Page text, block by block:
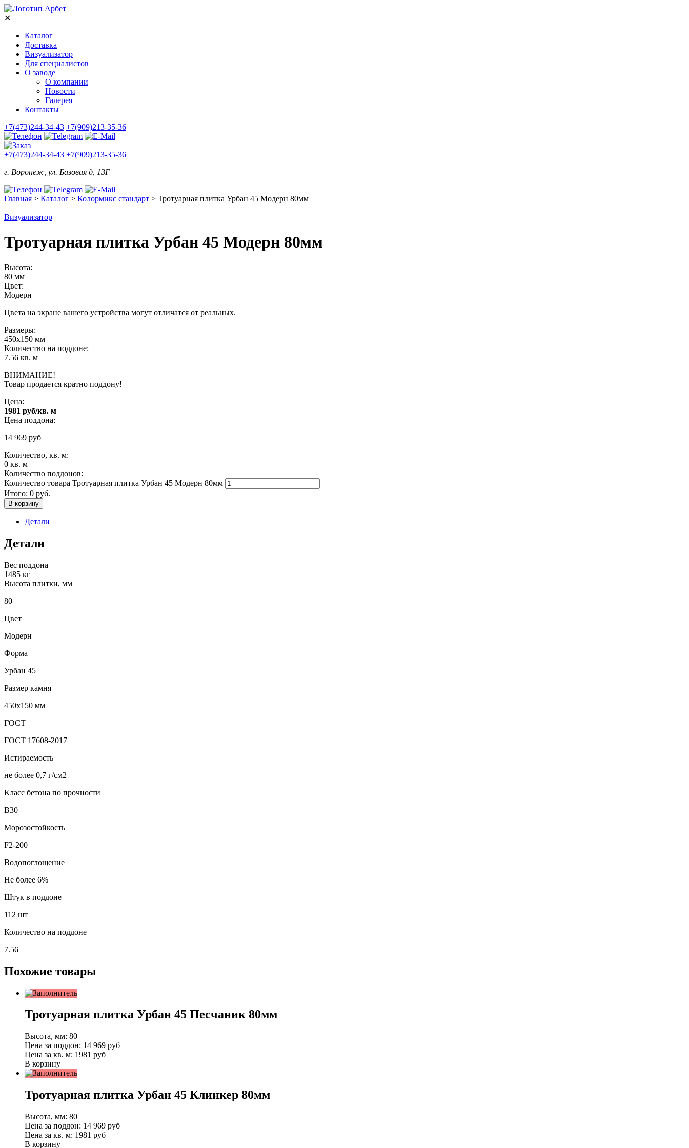
✕
Каталог
Доставка
Визуализатор
Для специалистов
О заводе
О компании
Новости
Галерея
Контакты
+7(473)244-34-43 +7(909)213-35-36
+7(473)244-34-43 +7(909)213-35-36
г. Воронеж, ул. Базовая д, 13Г
Главная > Каталог > Колормикс стандарт > Тротуарная плитка Урбан 45 Модерн 80мм
Визуализатор
Тротуарная плитка Урбан 45 Модерн 80мм
Высота:
80 мм
Цвет:
Модерн
Цвета на экране вашего устройства могут отличатся от реальных.
Размеры:
450х150 мм
Количество на поддоне:
7.56 кв. м
ВНИМАНИЕ!
Товар продается кратно поддону!
Цена:
1981 руб/кв. м
Цена поддона:
14 969 руб
Количество, кв. м:
0 кв. м
Количество поддонов:
Количество товара Тротуарная плитка Урбан 45 Модерн 80мм
Итого: 0 руб.
В корзину
Детали
Детали
Вес поддона
1485 кг
Высота плитки, мм
80
Цвет
Модерн
Форма
Урбан 45
Размер камня
450х150 мм
ГОСТ
ГОСТ 17608-2017
Истираемость
не более 0,7 г/см2
Класс бетона по прочности
В30
Морозостойкость
F2-200
Водопоглощение
Не более 6%
Штук в поддоне
112 шт
Количество на поддоне
7.56
Похожие товары
Тротуарная плитка Урбан 45 Песчаник 80мм
Высота, мм: 80
Цена за поддон: 14 969 руб
Цена за кв. м: 1981 руб
В корзину
Тротуарная плитка Урбан 45 Клинкер 80мм
Высота, мм: 80
Цена за поддон: 14 969 руб
Цена за кв. м: 1981 руб
В корзину